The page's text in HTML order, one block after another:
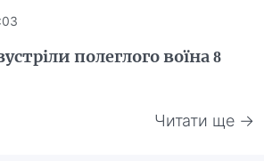
полеглого воїна 8
Читати ще →